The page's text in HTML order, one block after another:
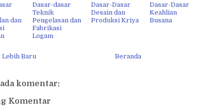
dan
Dasar-dasar
Teknik
Pengelasan dan
Fabrikasi
Logam
Dasar-Dasar
Desain dan
Produksi Kriya
Dasar-Dasar
Keahlian
Busana
Baru Beranda
komentar:
Komentar